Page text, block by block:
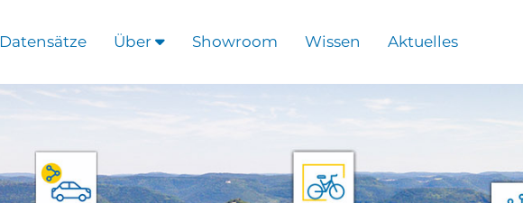
Datensätze Über Showroom Wissen Aktuelles